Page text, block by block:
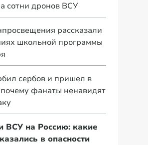
сотни дронов ВСУ
рассказали
школьной программы
сербов и пришел в
почему фанаты ненавидят
ВСУ на Россию: какие
в опасности